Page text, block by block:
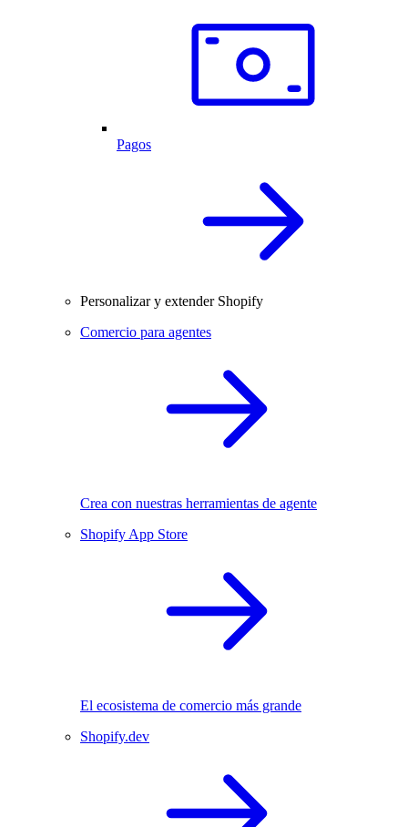
Pagos
Personalizar y extender Shopify
Comercio para agentes
Crea con nuestras herramientas de agente
Shopify App Store
El ecosistema de comercio más grande
Shopify.dev